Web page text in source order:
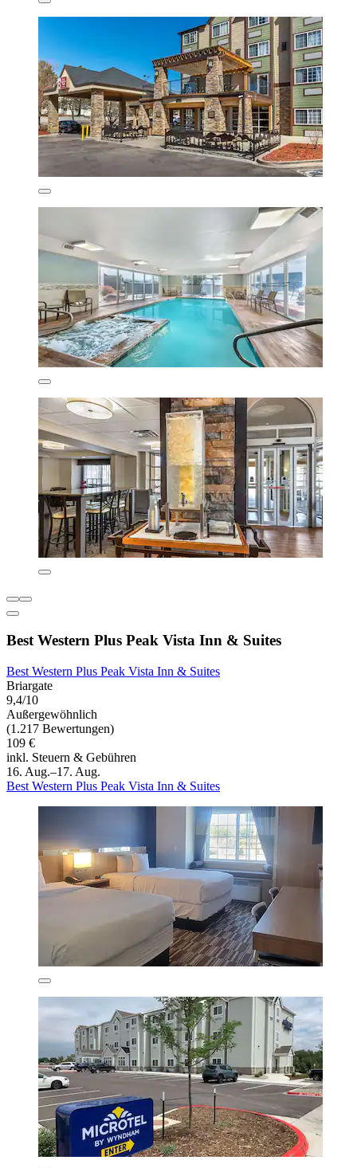
Best Western Plus Peak Vista Inn & Suites
Best Western Plus Peak Vista Inn & Suites
Briargate
9,4/10
Außergewöhnlich
(1.217 Bewertungen)
109 €
inkl. Steuern & Gebühren
16. Aug.–17. Aug.
Best Western Plus Peak Vista Inn & Suites